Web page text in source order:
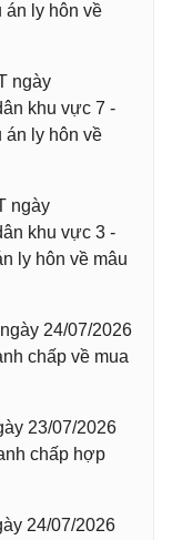
ly hôn về
ngày
khu vực 7 -
ly hôn về
ngày
khu vực 3 -
ly hôn về mâu
24/07/2026
chấp về mua
23/07/2026
chấp hợp
24/07/2026